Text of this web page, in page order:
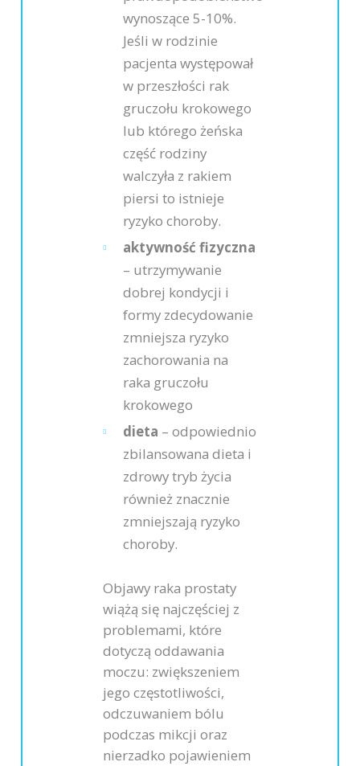
wynoszące 5-10%.
Jeśli w rodzinie
pacjenta występował
w przeszłości rak
gruczołu krokowego
lub którego żeńska
część rodziny
walczyła z rakiem
piersi to istnieje
ryzyko choroby.
aktywność fizyczna
– utrzymywanie
dobrej kondycji i
formy zdecydowanie
zmniejsza ryzyko
zachorowania na
raka gruczołu
krokowego
dieta – odpowiednio
zbilansowana dieta i
zdrowy tryb życia
również znacznie
zmniejszają ryzyko
choroby.
Objawy raka prostaty
wiążą się najczęściej z
problemami, które
dotyczą oddawania
moczu: zwiększeniem
jego częstotliwości,
odczuwaniem bólu
podczas mikcji oraz
nierzadko pojawieniem